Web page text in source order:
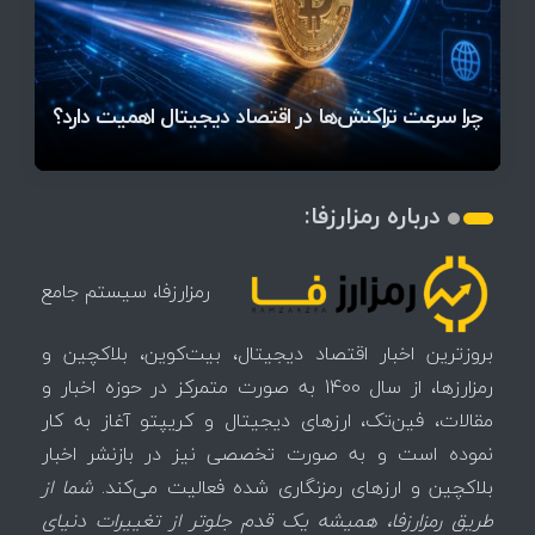
راهنمای انتخاب مسیر مناسب برای ورود به بازار ارز
دیجیتال
چرا سرعت تراکنش‌ها در اقتصاد دیجیتال اهمیت دارد؟
آخرین وضعیت بازار رمزارزها در جهان / مهم‌ترین
تهدید بیت‌کوین مشخص شد
اتفاق تاریخی در بازار رمزارزها / بیت‌کوین سبز شد
قیمت تتر، بیت‌کوین و اتریوم امروز دوشنبه ۵ مرداد
۱۴۰۵ | بیت‌کوین این مرز را از دست بدهد، همه‌چیز
تغییر می‌کند
رقابت پنهان دولت‌ها بر سر بیت‌کوین/ ۱۰ کشور برتر
کدامند؟
اتفاق مهم در بازار رمزارزها / بیت‌کوین وارد فاز تازه شد
تازه‌ترین رسوایی ارز دیجیتال؛ شکایت میلیاردی روی
میز / ۶۲۲ بیت‌کوین کجا رفت؟
درباره رمزارزفا:
رمزارزفا، سیستم جامع
بروزترین اخبار اقتصاد دیجیتال، بیت‌کوین، بلاکچین و
رمزارزها، از سال 1400 به صورت متمرکز در حوزه اخبار و
مقالات، فین‌تک، ارزهای‌ دیجیتال و کریپتو آغاز به کار
نموده است و به صورت تخصصی نیز در بازنشر اخبار
بلاکچین و ارزهای رمزنگاری شده فعالیت می‌کند.شما از
طریق رمزارزفا، همیشه یک قدم جلوتر از تغییرات دنیای